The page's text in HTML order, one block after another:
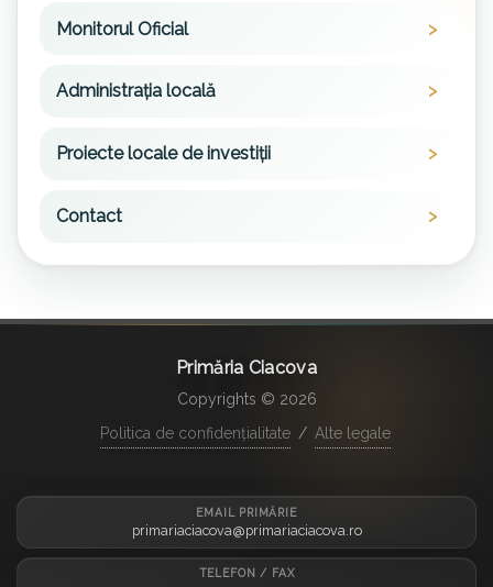
Monitorul Oficial
Administrația locală
Proiecte locale de investiții
Contact
Primăria Ciacova
Copyrights © 2026
Politica de confidențialitate / Alte legale
EMAIL PRIMĂRIE
primariaciacova@primariaciacova.ro
TELEFON / FAX